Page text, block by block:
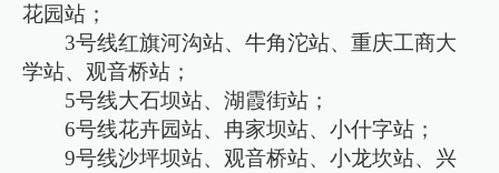
花园站；
3号线红旗河沟站、牛角沱站、重庆工商大
学站、观音桥站；
5号线大石坝站、湖霞街站；
6号线花卉园站、冉家坝站、小什字站；
9号线沙坪坝站、观音桥站、小龙坎站、兴